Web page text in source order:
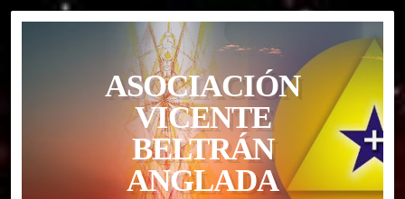
ASOCIACIÓN
VICENTE
BELTRÁN
ANGLADA